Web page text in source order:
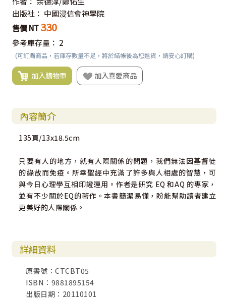
出版社： 中國浸信會神學院
售價 NT 330
參考庫存量： 2
(可訂購商品，若庫存數量不足，將於結帳後為您進貨，請安心訂購)
加入購物車 加入喜愛商品
內容簡介
135頁/13x18.5cm
只要有人的地方，就有人際關係的問題，我們無法因基督徒
的緣故而免疫。所幸聖經中充滿了許多與人相處的智慧，可
與今日心理學互相印證運用。作者是研究 EQ 和AQ 的專家，
並有不少關於EQ的著作。本書簡潔易懂，盼能幫助讀者建立
更美好的人際關係。
詳細資料
原書號：CTCBT05
ISBN：9881895154
出版日期：20110101